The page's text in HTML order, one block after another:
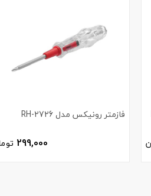
فازمتر رونیکس مدل RH-2726
299,000